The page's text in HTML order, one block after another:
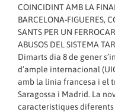
COINCIDINT AMB LA
BARCELONA-FIGUERES,
SANTS PER UN
ABUSOS DEL SISTEMA
Dimarts dia 8 de gener
d’ample internacional
amb la línia francesa i el
Saragossa i Madrid. La
característiques diferents